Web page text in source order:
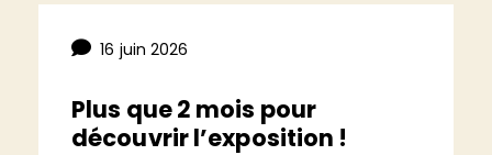
16 juin 2026
Plus que 2 mois pour
découvrir l’exposition !